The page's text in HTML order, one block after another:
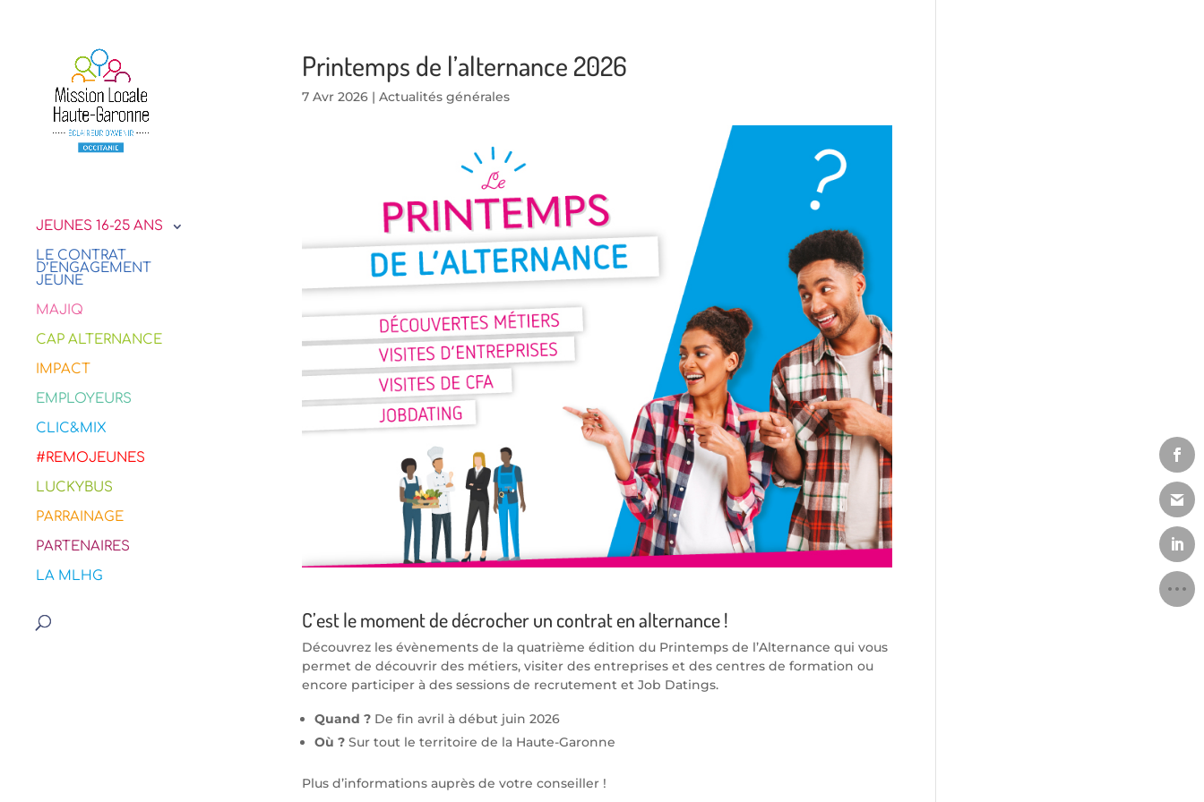
JEUNES 16-25 ANS
LE CONTRAT
D’ENGAGEMENT
JEUNE
MAJIQ
CAP ALTERNANCE
IMPACT
EMPLOYEURS
CLIC&MIX
#REMOJEUNES
LUCKYBUS
PARRAINAGE
PARTENAIRES
LA MLHG
Printemps de l’alternance 2026
7 Avr 2026| Actualités générales
C’est le moment de décrocher un contrat en alternance !
Découvrez les évènements de la quatrième édition du Printemps de l’Alternance qui vous
permet de découvrir des métiers, visiter des entreprises et des centres de formation ou
encore participer à des sessions de recrutement et Job Datings.
Quand ?De fin avril à début juin 2026
Où ?Sur tout le territoire de la Haute-Garonne
Plus d’informations auprès de votre conseiller !